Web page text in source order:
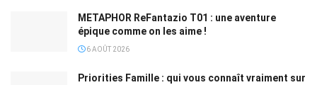
METAPHOR ReFantazio T01 : une aventure
épique comme on les aime !
6 AOÛT 2026
Priorities Famille : qui vous connaît vraiment sur